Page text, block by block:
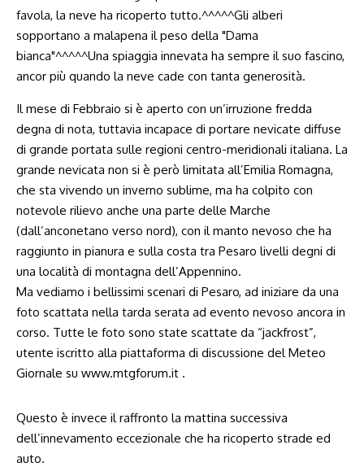
Il mese di Febbraio si è aperto con un’irruzione fredda
degna di nota, tuttavia incapace di portare nevicate diffuse
di grande portata sulle regioni centro-meridionali italiana. La
grande nevicata non si è però limitata all’Emilia Romagna,
che sta vivendo un inverno sublime, ma ha colpito con
notevole rilievo anche una parte delle Marche
(dall’anconetano verso nord), con il manto nevoso che ha
raggiunto in pianura e sulla costa tra Pesaro livelli degni di
una località di montagna dell’Appennino.
Ma vediamo i bellissimi scenari di Pesaro, ad iniziare da una
foto scattata nella tarda serata ad evento nevoso ancora in
corso. Tutte le foto sono state scattate da “jackfrost”,
utente iscritto alla piattaforma di discussione del Meteo
Giornale su www.mtgforum.it .
Questo è invece il raffronto la mattina successiva
dell’innevamento eccezionale che ha ricoperto strade ed
auto.